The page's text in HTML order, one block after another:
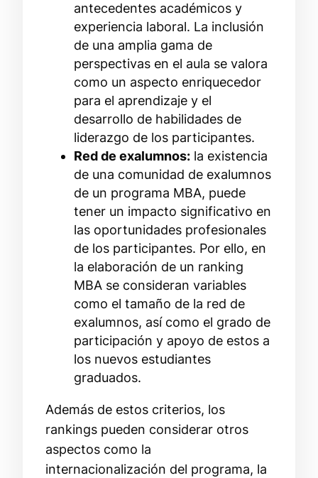
antecedentes académicos y
experiencia laboral. La inclusión
de una amplia gama de
perspectivas en el aula se valora
como un aspecto enriquecedor
para el aprendizaje y el
desarrollo de habilidades de
liderazgo de los participantes.
Red de exalumnos: la existencia
de una comunidad de exalumnos
de un programa MBA, puede
tener un impacto significativo en
las oportunidades profesionales
de los participantes. Por ello, en
la elaboración de un ranking
MBA se consideran variables
como el tamaño de la red de
exalumnos, así como el grado de
participación y apoyo de estos a
los nuevos estudiantes
graduados.
Además de estos criterios, los
rankings pueden considerar otros
aspectos como la
internacionalización del programa, la